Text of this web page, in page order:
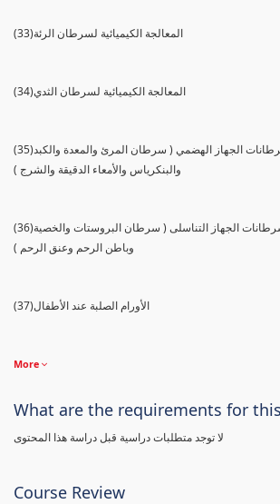
(33)المعالجة الكيميائية لسرطان الرئة
(34)المعالجة الكيميائية لسرطان الثدي
(35)المعالجة الكيميائية لسرطانات الجهاز الهضمي ( سرطان المرئ والمعدة والكبد
والبنكرياس والأمعاء الدقيقة والشرج )
(36)المعالجة الكيميائية لسرطانات الجهاز التناسلى ( سرطان البروستات والخصية
وباطن الرحم وعنق الرحم )
(37)الأورام الصلبة عند الأطفال
More
What are the requirements for
لا توجد متطلبات دراسية قبل دراسة هذا المحتوى
Course Review